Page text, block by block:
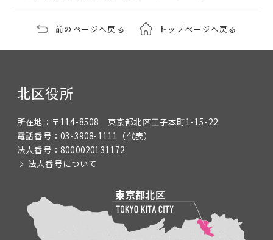
前のページへ戻る トップページへ戻る
北区役所
所在地： 〒114-8508 東京都北区王子本町1-15-22
電話番号： 03-3908-1111 （代表）
法人番号： 8000020131172
法人番号について